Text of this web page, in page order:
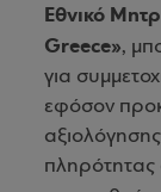
Εθνικό
Greece»,
για
εφόσον